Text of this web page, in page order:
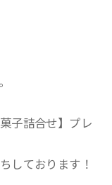
子詰合せ】プレ
しております！